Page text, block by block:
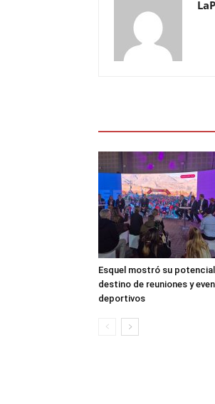
Esquel mostró su
destino de reuniones y
deportivos